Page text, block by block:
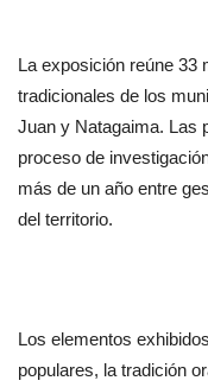
La exposición reúne 33
tradicionales de los
Juan y Natagaima. Las
proceso de
más de un año entre
del territorio.
Los elementos
populares, la tradición